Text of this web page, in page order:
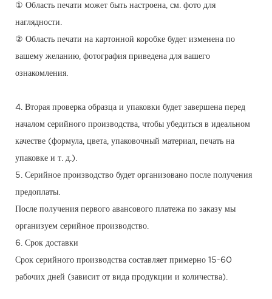
① Область печати может быть настроена, см. фото для
наглядности.
② Область печати на картонной коробке будет изменена по
вашему желанию, фотография приведена для вашего
ознакомления.
4. Вторая проверка образца и упаковки будет завершена перед
началом серийного производства, чтобы убедиться в идеальном
качестве (формула, цвета, упаковочный материал, печать на
упаковке и т. д.).
5. Серийное производство будет организовано после получения
предоплаты.
После получения первого авансового платежа по заказу мы
организуем серийное производство.
6. Срок доставки
Срок серийного производства составляет примерно 15-60
рабочих дней (зависит от вида продукции и количества).